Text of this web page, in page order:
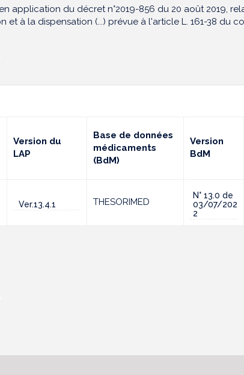
application du décret n°2019-856 du 20 août 2019,
à la dispensation (...) prévue à l'article L. 161-38 du
Version du
LAP
Base de données
médicaments
(BdM)
Version
BdM
Ver.13.4.1 THESORIMED
N° 13.0 de
03/07/202
2